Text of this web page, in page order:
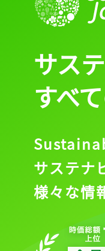
サス
すべ
サステナ
様々な情